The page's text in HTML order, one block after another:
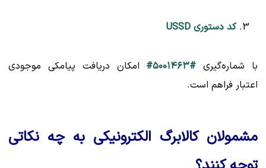
کد دستوری USSD
با شماره‌گیری #۵۰۰۱۴۶۳#
امکان دریافت پیامکی موجودی
اعتبار فراهم است.
مشمولان کالابرگ الکترونیکی به چه نکاتی